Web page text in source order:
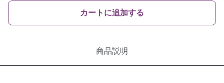
カートに追加する
商品説明